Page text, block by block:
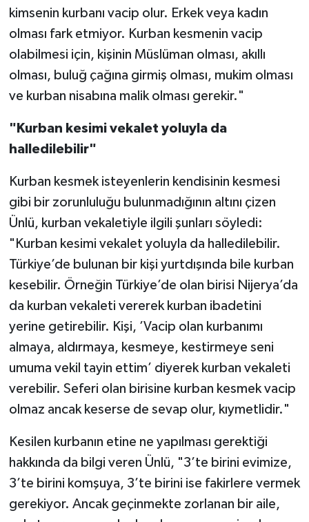
kimsenin kurbanı vacip olur. Erkek veya kadın
olması fark etmiyor. Kurban kesmenin vacip
olabilmesi için, kişinin Müslüman olması, akıllı
olması, buluğ çağına girmiş olması, mukim olması
ve kurban nisabına malik olması gerekir."
"Kurban kesimi vekalet yoluyla da
halledilebilir"
Kurban kesmek isteyenlerin kendisinin kesmesi
gibi bir zorunluluğu bulunmadığının altını çizen
Ünlü, kurban vekaletiyle ilgili şunları söyledi:
"Kurban kesimi vekalet yoluyla da halledilebilir.
Türkiye’de bulunan bir kişi yurtdışında bile kurban
kesebilir. Örneğin Türkiye’de olan birisi Nijerya’da
da kurban vekaleti vererek kurban ibadetini
yerine getirebilir. Kişi, ’Vacip olan kurbanımı
almaya, aldırmaya, kesmeye, kestirmeye seni
umuma vekil tayin ettim’ diyerek kurban vekaleti
verebilir. Seferi olan birisine kurban kesmek vacip
olmaz ancak keserse de sevap olur, kıymetlidir."
Kesilen kurbanın etine ne yapılması gerektiği
hakkında da bilgi veren Ünlü, "3’te birini evimize,
3’te birini komşuya, 3’te birini ise fakirlere vermek
gerekiyor. Ancak geçinmekte zorlanan bir aile,